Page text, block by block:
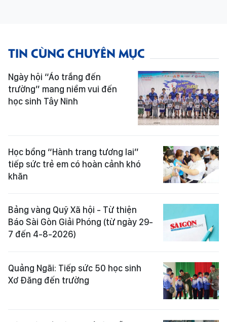
TIN CÙNG CHUYÊN MỤC
Ngày hội “Áo trắng đến
trường” mang niềm vui đến
học sinh Tây Ninh
Học bổng “Hành trang tương lai”
tiếp sức trẻ em có hoàn cảnh khó
khăn
Bảng vàng Quỹ Xã hội - Từ thiện
Báo Sài Gòn Giải Phóng (từ ngày 29-
7 đến 4-8-2026)
Quảng Ngãi: Tiếp sức 50 học sinh
Xơ Đăng đến trường